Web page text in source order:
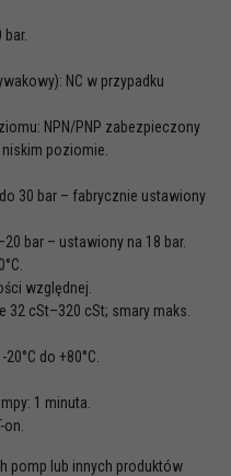
NC w przypadku
NPN/PNP zabezpieczony
poziomie.
30 bar – fabrycznie ustawiony
bar – ustawiony na 18 bar.
względnej.
32 cSt–320 cSt; smary maks.
do +80°C.
1 minuta.
pomp lub innych produktów